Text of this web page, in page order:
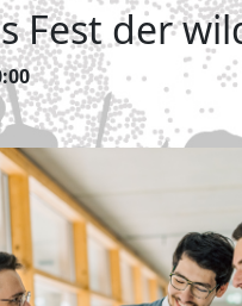
Fest der